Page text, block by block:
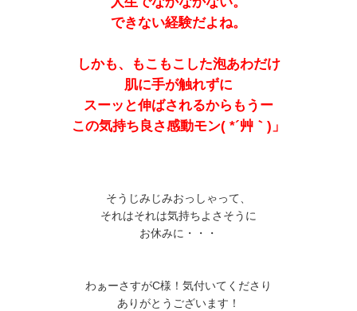
できない経験だよね。
しかも、もこもこした泡あわだけ
肌に手が触れずに
スーッと伸ばされるからもうー
この気持ち良さ感動モン( *´艸｀)」
そうじみじみおっしゃって、
それはそれは気持ちよさそうに
お休みに・・・
わぁーさすがC様！気付いてくださり
ありがとうございます！